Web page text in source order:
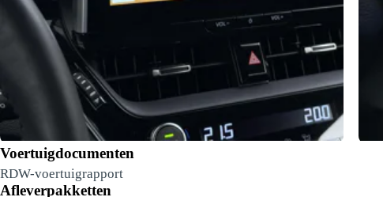
Voertuigdocumenten
RDW-voertuigrapport
Afleverpakketten